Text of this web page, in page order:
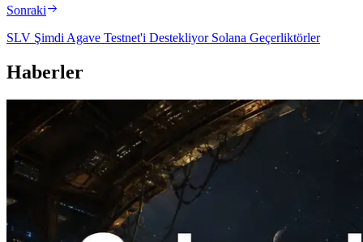
Sonraki
SLV Şimdi Agave Testnet'i Destekliyor Solana Geçerliktörler
Haberler